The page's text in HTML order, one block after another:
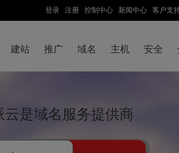
登录 注册 控制中心 新闻中心 客户支
建站 推广 域名 主机 安全
云是域名服务提供商